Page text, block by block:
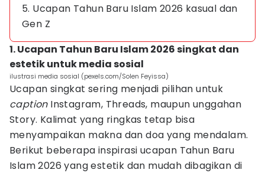
5. Ucapan Tahun Baru Islam 2026 kasual dan
Gen Z
1. Ucapan Tahun Baru Islam 2026 singkat dan
estetik untuk media sosial
ilustrasi media sosial (pexels.com/Solen Feyissa)
Ucapan singkat sering menjadi pilihan untuk
captionInstagram, Threads, maupun unggahan
Story. Kalimat yang ringkas tetap bisa
menyampaikan makna dan doa yang mendalam.
Berikut beberapa inspirasi ucapan Tahun Baru
Islam 2026 yang estetik dan mudah dibagikan di